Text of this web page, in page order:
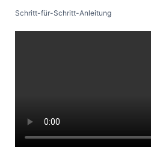
Schritt-für-Schritt-Anleitung